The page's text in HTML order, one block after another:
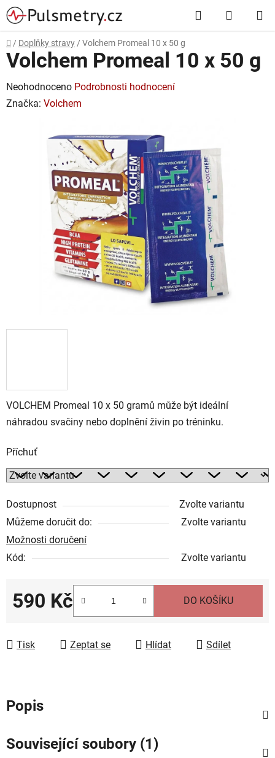
Přejít
na
obsah
Hledat
KOŠÍK
Domů
/ Doplňky stravy / Volchem Promeal 10 x 50 g
VOLCHEM Promeal 10 x 50 gramů může být ideální
náhradou svačiny nebo doplnění živin po tréninku.
Příchuť
Dostupnost
Zvolte variantu
Můžeme doručit do:
Zvolte variantu
Možnosti doručení
Kód:
Zvolte variantu
590 Kč DO KOŠÍKU
Tisk Zeptat se Hlídat Sdílet
Volchem Promeal 10 x 50 g
Průměrné
hodnocení
hvězdiček.
Neohodnoceno Podrobnosti hodnocení
Značka: Volchem
Popis
Související soubory (1)